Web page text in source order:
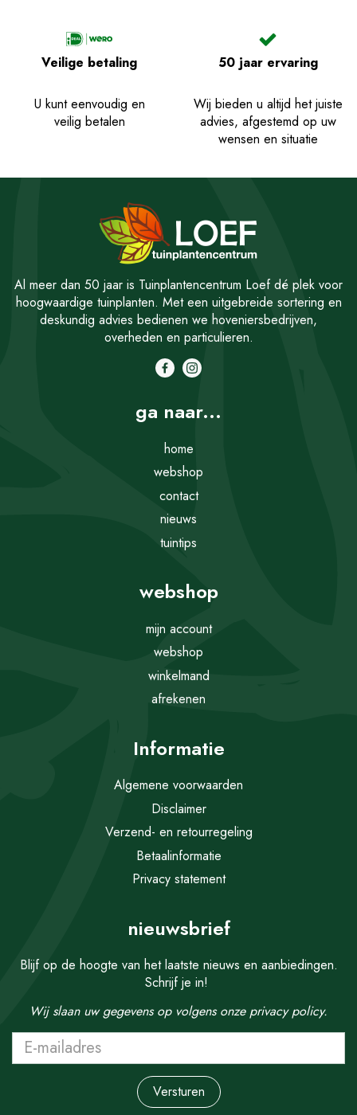
Veilige betaling
U kunt eenvoudig en
veilig betalen
50 jaar ervaring
Wij bieden u altijd het juiste
advies, afgestemd op uw
wensen en situatie
Al meer dan 50 jaar is Tuinplantencentrum Loef dé plek voor
hoogwaardige tuinplanten. Met een uitgebreide sortering en
deskundig advies bedienen we hoveniersbedrijven,
overheden en particulieren.
ga naar...
home
webshop
contact
nieuws
tuintips
webshop
mijn account
webshop
winkelmand
afrekenen
Informatie
Algemene voorwaarden
Disclaimer
Verzend- en retourregeling
Betaalinformatie
Privacy statement
nieuwsbrief
Blijf op de hoogte van het laatste nieuws en aanbiedingen.
Schrijf je in!
Wij slaan uw gegevens op volgens onze privacy policy.